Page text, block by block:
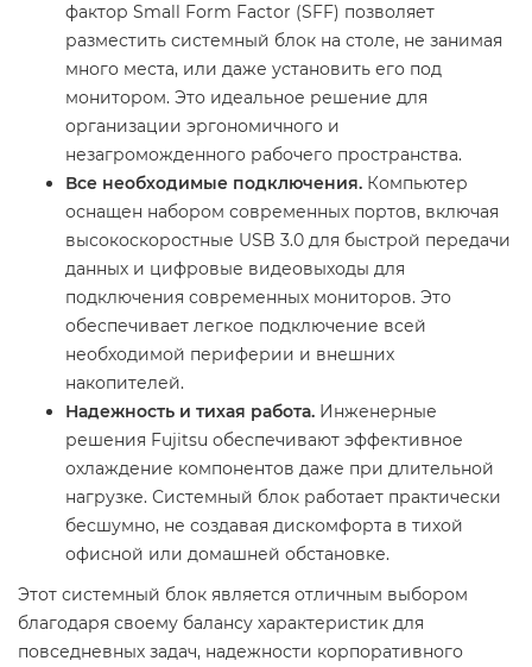
фактор Small Form Factor (SFF) позволяет
разместить системный блок на столе, не занимая
много места, или даже установить его под
монитором. Это идеальное решение для
организации эргономичного и
незагроможденного рабочего пространства.
Все необходимые подключения. Компьютер
оснащен набором современных портов, включая
высокоскоростные USB 3.0 для быстрой передачи
данных и цифровые видеовыходы для
подключения современных мониторов. Это
обеспечивает легкое подключение всей
необходимой периферии и внешних
накопителей.
Надежность и тихая работа. Инженерные
решения Fujitsu обеспечивают эффективное
охлаждение компонентов даже при длительной
нагрузке. Системный блок работает практически
бесшумно, не создавая дискомфорта в тихой
офисной или домашней обстановке.
Этот системный блок является отличным выбором
благодаря своему балансу характеристик для
повседневных задач, надежности корпоративного